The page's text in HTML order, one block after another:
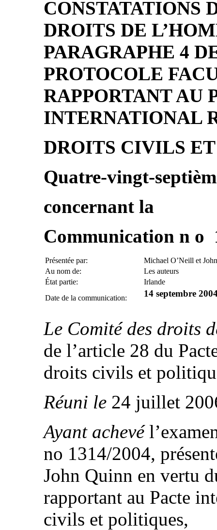
CONSTATATIONS
DROITS DE
PARAGRAPHE 4
PROTOCOLE
RAPPORTANT AU
INTERNATIONAL
DROITS CIVILS
Quatre-vingt-
concernant la
Communication n o
Présentée par:
Michael O’Neill et
Au nom de:
Les auteurs
État partie:
Irlande
Date de la communication:
14 septembre
Le Comité des droits
de l’article 28 du
droits civils et
Réuni le 24 juillet
Ayant achevé
no 1314/2004,
John Quinn en vertu
rapportant au Pacte
civils et politiques,